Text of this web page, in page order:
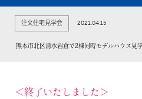
新築プラン 価格と間取り
ラインナップ
イベント情報
注文住宅見学会 2021.04.15
熊本市北区清水岩倉で2棟同時モデルハウス見
＜終了いたしました＞